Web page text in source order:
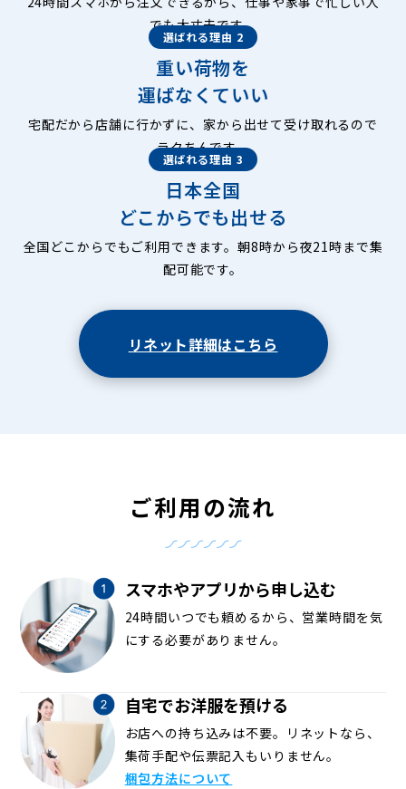
でも大丈夫です。
選ばれる理由 2
重い荷物を
運ばなくていい
宅配だから店舗に行かずに、家から出せて受け取れるので
ラクちんです。
選ばれる理由 3
日本全国
どこからでも出せる
全国どこからでもご利用できます。朝8時から夜21時まで集
配可能です。
リネット詳細はこちら
ご利用の流れ
スマホやアプリから申し込む
24時間いつでも頼めるから、営業時間を気
にする必要がありません。
自宅でお洋服を預ける
お店への持ち込みは不要。リネットなら、
集荷手配や伝票記入もいりません。
梱包方法について